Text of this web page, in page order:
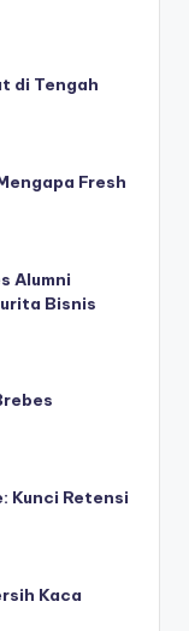
di Tengah
Fresh
Alumni
Bisnis
Kunci Retensi
Kaca